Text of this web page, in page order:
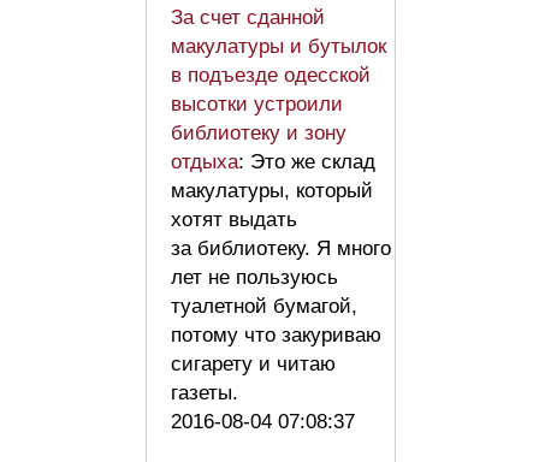
За счет сданной
макулатуры и бутылок
в подъезде одесской
высотки устроили
библиотеку и зону
отдыха: Это же склад
макулатуры, который
хотят выдать
за библиотеку. Я много
лет не пользуюсь
туалетной бумагой,
потому что закуриваю
сигарету и читаю
газеты.
2016-08-04 07:08:37